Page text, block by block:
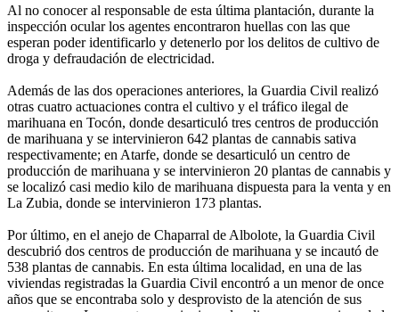
Al no conocer al responsable de esta última plantación, durante la
inspección ocular los agentes encontraron huellas con las que
esperan poder identificarlo y detenerlo por los delitos de cultivo de
droga y defraudación de electricidad.
Además de las dos operaciones anteriores, la Guardia Civil realizó
otras cuatro actuaciones contra el cultivo y el tráfico ilegal de
marihuana en Tocón, donde desarticuló tres centros de producción
de marihuana y se intervinieron 642 plantas de cannabis sativa
respectivamente; en Atarfe, donde se desarticuló un centro de
producción de marihuana y se intervinieron 20 plantas de cannabis y
se localizó casi medio kilo de marihuana dispuesta para la venta y en
La Zubia, donde se intervinieron 173 plantas.
Por último, en el anejo de Chaparral de Albolote, la Guardia Civil
descubrió dos centros de producción de marihuana y se incautó de
538 plantas de cannabis. En esta última localidad, en una de las
viviendas registradas la Guardia Civil encontró a un menor de once
años que se encontraba solo y desprovisto de la atención de sus